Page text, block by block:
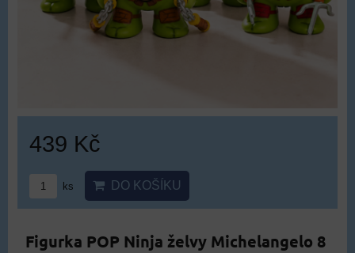
439 Kč
ks DO KOŠÍKU
Figurka POP Ninja želvy Michelangelo 8